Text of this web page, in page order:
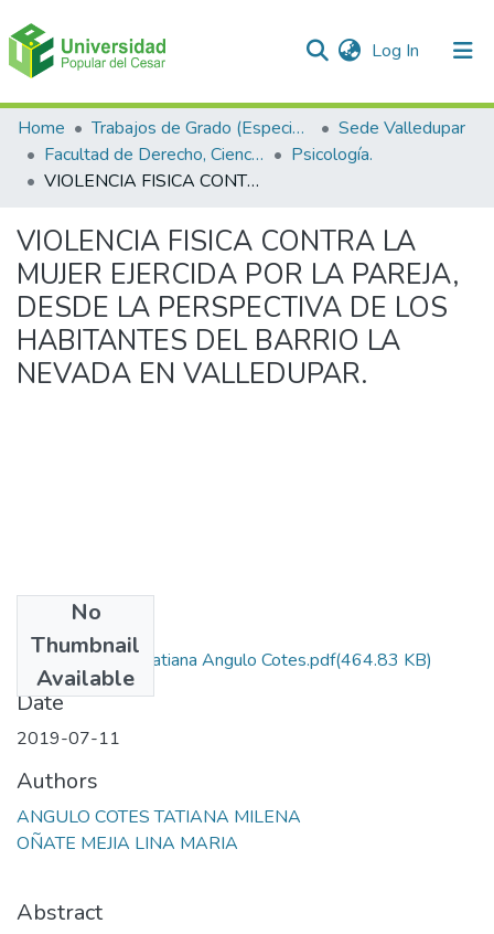
Log In (current)
Communities & Collections
All of DSpace
Home Trabajos de Grado (Especializaciones y Pregrados)
Sede Valledupar
Facultad de Derecho, Ciencias Políticas y Sociales.
Psicología.
VIOLENCIA FISICA CONTRA LA MUJER EJERCIDA POR LA PAREJA, DESDE LA PERSPECTIVA DE LOS HABITANTES DEL BARRIO LA NEVADA EN VALLEDUPAR.
VIOLENCIA FISICA CONTRA LA
MUJER EJERCIDA POR LA PAREJA,
DESDE LA PERSPECTIVA DE LOS
HABITANTES DEL BARRIO LA
NEVADA EN VALLEDUPAR.
No
Thumbnail
Available
lina oñate mejia, Tatiana Angulo Cotes.pdf(464.83 KB)
Date
2019-07-11
Authors
ANGULO COTES TATIANA MILENA
OÑATE MEJIA LINA MARIA
Abstract